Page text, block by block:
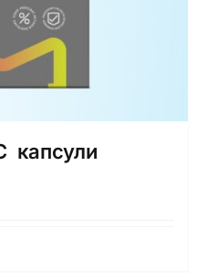
капсули